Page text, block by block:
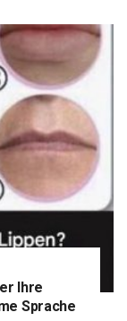
Ihre
Sprache